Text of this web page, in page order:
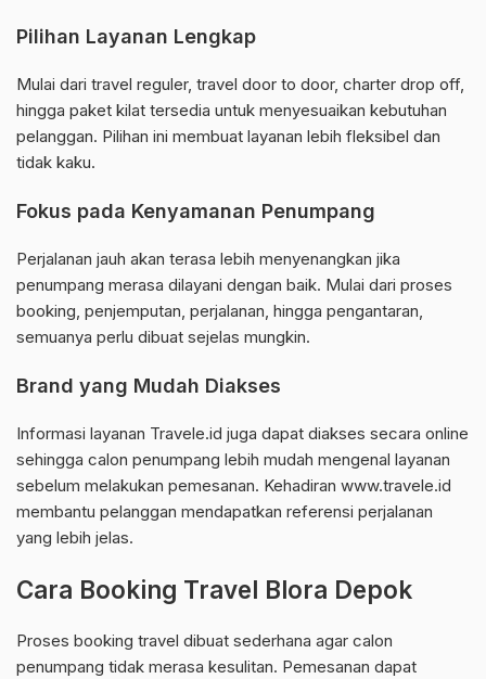
Pilihan Layanan Lengkap
Mulai dari travel reguler, travel door to door, charter drop off,
hingga paket kilat tersedia untuk menyesuaikan kebutuhan
pelanggan. Pilihan ini membuat layanan lebih fleksibel dan
tidak kaku.
Fokus pada Kenyamanan Penumpang
Perjalanan jauh akan terasa lebih menyenangkan jika
penumpang merasa dilayani dengan baik. Mulai dari proses
booking, penjemputan, perjalanan, hingga pengantaran,
semuanya perlu dibuat sejelas mungkin.
Brand yang Mudah Diakses
Informasi layanan Travele.id juga dapat diakses secara online
sehingga calon penumpang lebih mudah mengenal layanan
sebelum melakukan pemesanan. Kehadiran www.travele.id
membantu pelanggan mendapatkan referensi perjalanan
yang lebih jelas.
Cara Booking Travel Blora Depok
Proses booking travel dibuat sederhana agar calon
penumpang tidak merasa kesulitan. Pemesanan dapat